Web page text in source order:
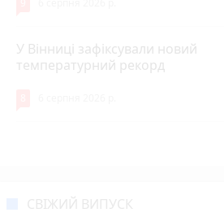
У Вінниці зафіксували новий
температурний рекорд